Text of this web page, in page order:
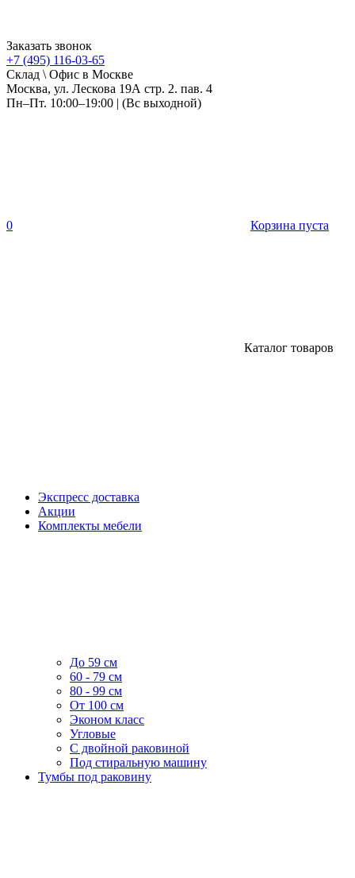
Заказать звонок
+7 (495) 116-03-65
Склад \ Офис в Москве
Москва, ул. Лескова 19А стр. 2. пав. 4
Пн–Пт. 10:00–19:00 | (Вс выходной)
0 Корзина пуста
Каталог товаров
Экспресс доставка
Акции
Комплекты мебели
До 59 см
60 - 79 см
80 - 99 см
От 100 см
Эконом класс
Угловые
С двойной раковиной
Под стиральную машину
Тумбы под раковину